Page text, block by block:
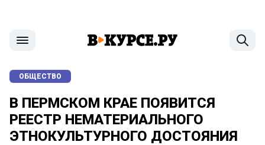
ОБЩЕСТВО
В ПЕРМСКОМ КРАЕ ПОЯВИТСЯ
РЕЕСТР НЕМАТЕРИАЛЬНОГО
ЭТНОКУЛЬТУРНОГО ДОСТОЯНИЯ